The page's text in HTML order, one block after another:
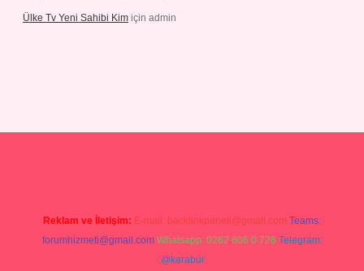
Ülke Tv Yeni Sahibi Kim için admin
Reklam ve İletişim: E-mail: backlinkpaneli@gmail.com Teams:
forumhizmeti@gmail.com Whatsapp: 0262 606 0 726 Telegram:
@karabul